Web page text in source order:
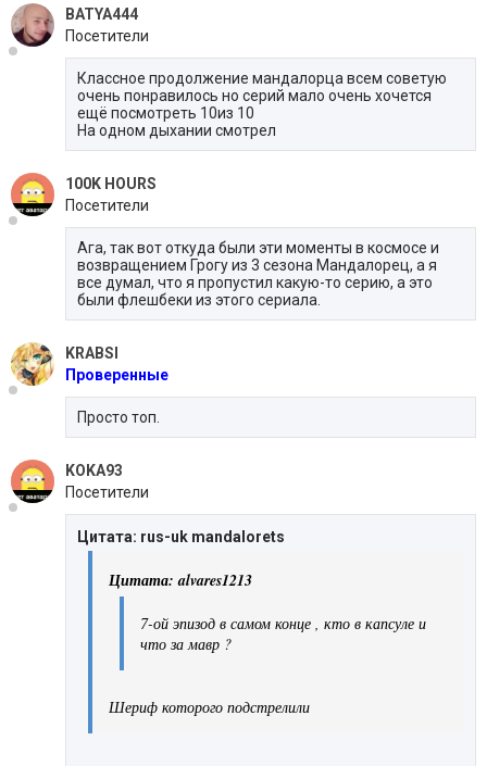
BATYA444
Посетители
Классное продолжение мандалорца всем советую
очень понравилось но серий мало очень хочется
ещё посмотреть 10из 10
На одном дыхании смотрел
100K HOURS
Посетители
Ага, так вот откуда были эти моменты в космосе и
возвращением Грогу из 3 сезона Мандалорец, а я
все думал, что я пропустил какую-то серию, а это
были флешбеки из этого сериала.
KRABSI
Проверенные
Просто топ.
KOKA93
Посетители
Цитата: rus-uk mandalorets
Цитата: alvares1213
7-ой эпизод в самом конце , кто в капсуле и
что за мавр ?
Шериф которого подстрелили